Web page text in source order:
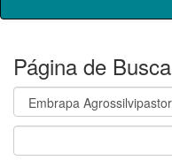
Página de Busca